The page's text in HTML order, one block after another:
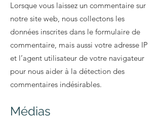
Lorsque vous laissez un commentaire sur
notre site web, nous collectons les
données inscrites dans le formulaire de
commentaire, mais aussi votre adresse IP
et l’agent utilisateur de votre navigateur
pour nous aider à la détection des
commentaires indésirables.
Médias